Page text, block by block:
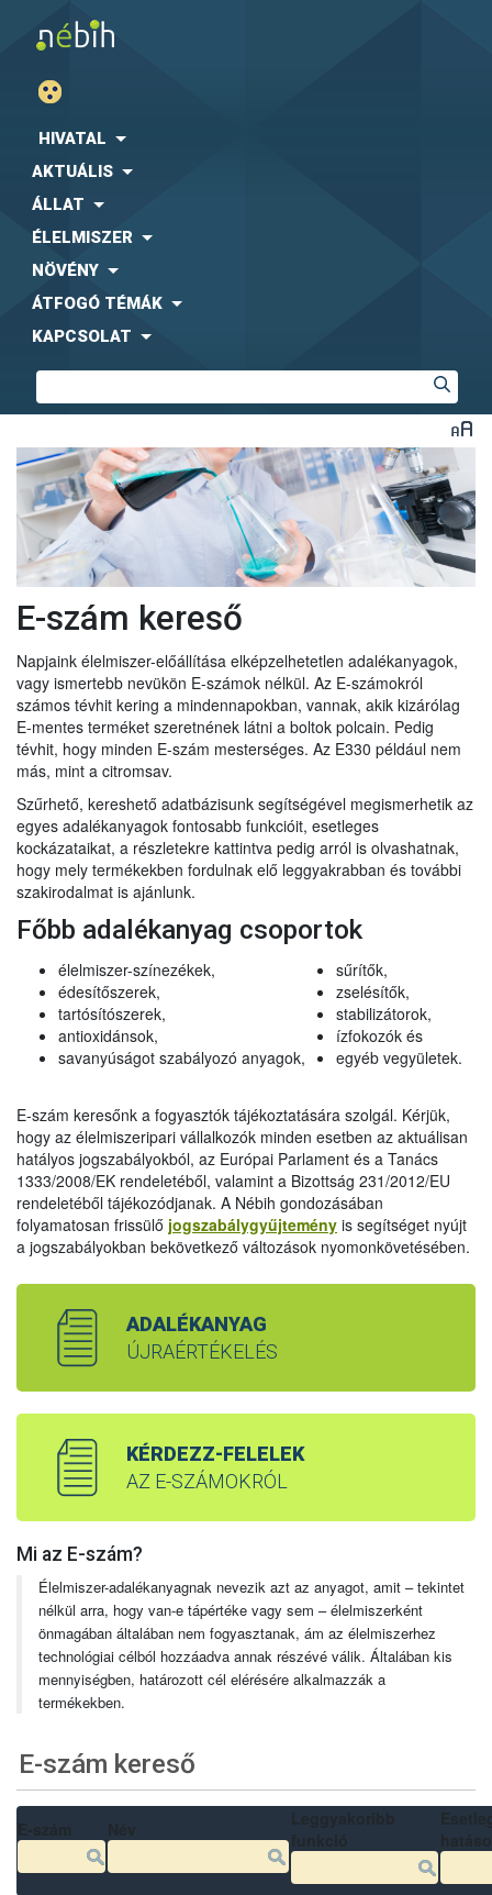
HIVATAL
AKTUÁLIS
ÁLLAT
ÉLELMISZER
NÖVÉNY
ÁTFOGÓ TÉMÁK
KAPCSOLAT
E-szám kereső
Napjaink élelmiszer-előállítása elképzelhetetlen adalékanyagok,
vagy ismertebb nevükön E-számok nélkül. Az E-számokról
számos tévhit kering a mindennapokban, vannak, akik kizárólag
E-mentes terméket szeretnének látni a boltok polcain. Pedig
tévhit, hogy minden E-szám mesterséges. Az E330 például nem
más, mint a citromsav.
Szűrhető, kereshető adatbázisunk segítségével megismerhetik az
egyes adalékanyagok fontosabb funkcióit, esetleges
kockázataikat, a részletekre kattintva pedig arról is olvashatnak,
hogy mely termékekben fordulnak elő leggyakrabban és további
szakirodalmat is ajánlunk.
Főbb adalékanyag csoportok
élelmiszer-színezékek,
édesítőszerek,
tartósítószerek,
antioxidánsok,
savanyúságot szabályozó anyagok,
sűrítők,
zselésítők,
stabilizátorok,
ízfokozók és
egyéb vegyületek.
E-szám keresőnk a fogyasztók tájékoztatására szolgál. Kérjük,
hogy az élelmiszeripari vállalkozók minden esetben az aktuálisan
hatályos jogszabályokból, az Európai Parlament és a Tanács
1333/2008/EK rendeletéből, valamint a Bizottság 231/2012/EU
rendeletéből tájékozódjanak. A Nébih gondozásában
folyamatosan frissülő jogszabálygyűjtemény is segítséget nyújt
a jogszabályokban bekövetkező változások nyomonkövetésében.
ADALÉKANYAG
ÚJRAÉRTÉKELÉS
KÉRDEZZ-FELELEK
AZ E-SZÁMOKRÓL
Mi az E-szám?
Élelmiszer-adalékanyagnak nevezik azt az anyagot, amit – tekintet
nélkül arra, hogy van-e tápértéke vagy sem – élelmiszerként
önmagában általában nem fogyasztanak, ám az élelmiszerhez
technológiai célból hozzáadva annak részévé válik. Általában kis
mennyiségben, határozott cél elérésére alkalmazzák a
termékekben.
E-szám kereső